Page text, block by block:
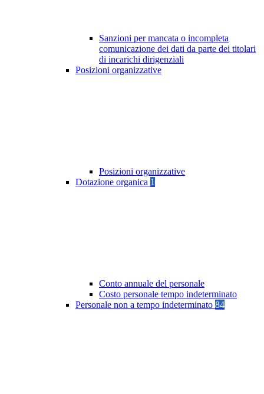
Sanzioni per mancata o incompleta
comunicazione dei dati da parte dei titolari
di incarichi dirigenziali
Posizioni organizzative
Posizioni organizzative
Dotazione organica 1
Conto annuale del personale
Costo personale tempo indeterminato
Personale non a tempo indeterminato 84